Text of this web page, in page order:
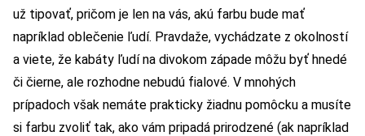
už tipovať, pričom je len na vás, akú farbu bude mať
napríklad oblečenie ľudí. Pravdaže, vychádzate z okolností
a viete, že kabáty ľudí na divokom západe môžu byť hnedé
či čierne, ale rozhodne nebudú fialové. V mnohých
prípadoch však nemáte prakticky žiadnu pomôcku a musíte
si farbu zvoliť tak, ako vám pripadá prirodzené (ak napríklad